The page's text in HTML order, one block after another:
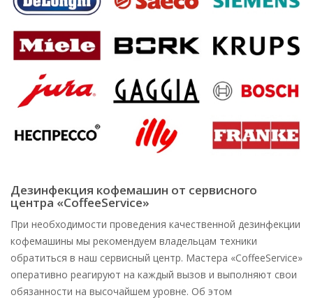
Дезинфекция кофемашин от сервисного
центра «CoffeeService»
При необходимости проведения качественной дезинфекции
кофемашины мы рекомендуем владельцам техники
обратиться в наш сервисный центр. Мастера «CoffeeService»
оперативно реагируют на каждый вызов и выполняют свои
обязанности на высочайшем уровне. Об этом